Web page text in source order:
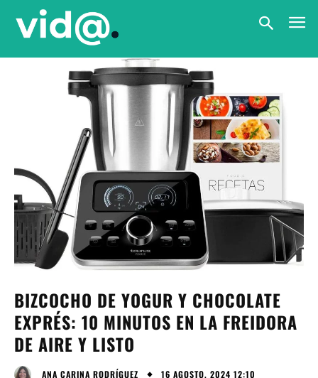
BIZCOCHO DE YOGUR Y CHOCOLATE
EXPRÉS: 10 MINUTOS EN LA FREIDORA
DE AIRE Y LISTO
ANA CARINA RODRÍGUEZ 16 AGOSTO, 2024 12:10